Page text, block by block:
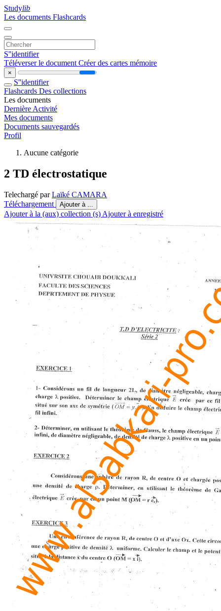
Studylib
Les documents Flashcards
S''identifier
Téléverser le document Créer des cartes mémoire
×
S''identifier
Flashcards Des collections
Les documents
Dernière Activité
Mes documents
Documents sauvegardés
Profil
Aucune catégorie
2 TD électrostatique
Telechargé parLaïké CAMARA
Téléchargement
Ajouter à ...
Ajouter à la (aux) collection (s) Ajouter à enregistré